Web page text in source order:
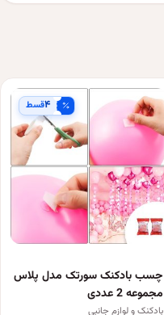
۴قسط
چسب بادکنک سورتک مدل پلاس
مجموعه 2 عددی
بادکنک و لوازم جانبی